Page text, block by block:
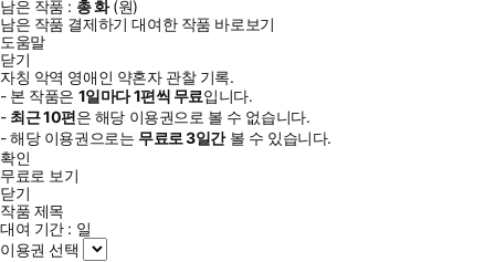
남은 작품 : 총화(원)
남은 작품 결제하기 대여한 작품 바로보기
도움말
닫기
자칭 악역 영애인 약혼자 관찰 기록.
- 본 작품은 1일마다1편씩 무료입니다.
- 최근10편은 해당 이용권으로 볼 수 없습니다.
- 해당 이용권으로는 무료로3일간볼 수 있습니다.
확인
무료로 보기
닫기
작품 제목
대여 기간 : 일
이용권 선택